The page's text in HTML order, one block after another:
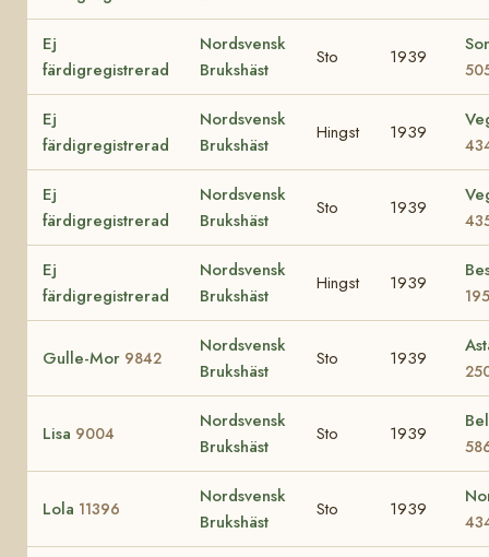
Ej
färdigregistrerad
Nordsvensk
Brukshäst
Sto 1939
Ej
färdigregistrerad
Nordsvensk
Brukshäst
Hingst 1939
Ej
färdigregistrerad
Nordsvensk
Brukshäst
Sto 1939
Ej
färdigregistrerad
Nordsvensk
Brukshäst
Hingst 1939
Gulle-Mor 9842
Nordsvensk
Brukshäst
Sto 1939
Lisa 9004
Nordsvensk
Brukshäst
Sto 1939
Lola 11396
Nordsvensk
Brukshäst
Sto 1939